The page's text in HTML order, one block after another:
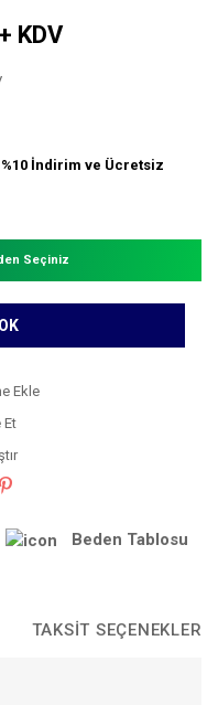
KDV
%10 İndirim ve Ücretsiz
Seçiniz
Et
Beden Tablosu
TAKSIT SEÇENEKLERI